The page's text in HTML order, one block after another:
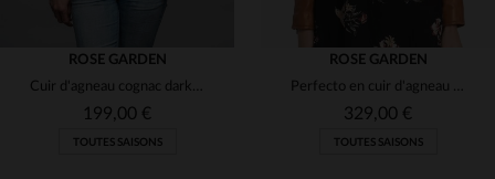
(1)
(1)
(1)
(2)
ROSE GARDEN
Cuir d'agneau cognac dark, coupe slimfit, détails biker élégants.
199,00 €
TOUTES SAISONS
ROSE GARDEN
Perfecto en cuir d'agneau ruby cognac, coupe slimfit et détails biker.
329,00 €
TOUTES SAISONS